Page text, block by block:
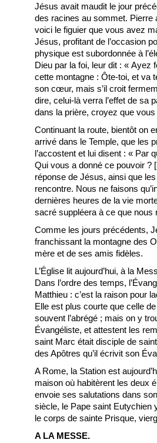
Jésus avait maudit le jour
des racines au sommet. Pierre
voici le figuier que vous avez
Jésus, profitant de l’occasion
physique est subordonnée à
Dieu par la foi, leur dit : « Ayez
cette montagne : Ôte-toi, et va
son cœur, mais s’il croit
dire, celui-là verra l’effet de sa
dans la prière, croyez que
Continuant la route, bientôt on
arrivé dans le Temple, que les
l’accostent et lui disent : « Par
Qui vous a donné ce pouvoir ? [
réponse de Jésus, ainsi que
rencontre. Nous ne faisons
dernières heures de la vie
sacré suppléera à ce que nous
Comme les jours précédents,
franchissant la montagne des
mère et de ses amis fidèles.
L’Église lit aujourd’hui, à la
Dans l’ordre des temps,
Matthieu : c’est la raison pour
Elle est plus courte que celle
souvent l’abrégé ; mais on y
Évangéliste, et attestent les
saint Marc était disciple de
des Apôtres qu’il écrivit son
A Rome, la Station est
maison où habitèrent les deux
envoie ses salutations dans
siècle, le Pape saint Eutychien
le corps de sainte Prisque,
A LA MESSE.